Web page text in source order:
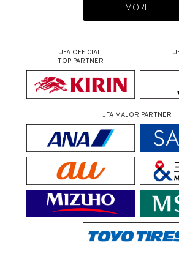
MORE
JFA OFFICIAL
TOP PARTNER
JFA MAJOR PARTNER